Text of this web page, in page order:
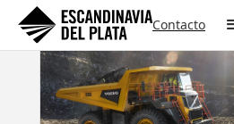
Contacto